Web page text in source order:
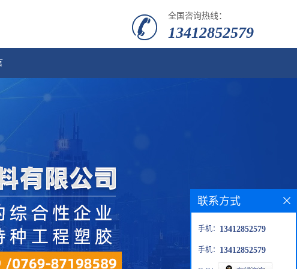
全国咨询热线：
13412852579
联系方式
手机： 13412852579
手机： 13412852579